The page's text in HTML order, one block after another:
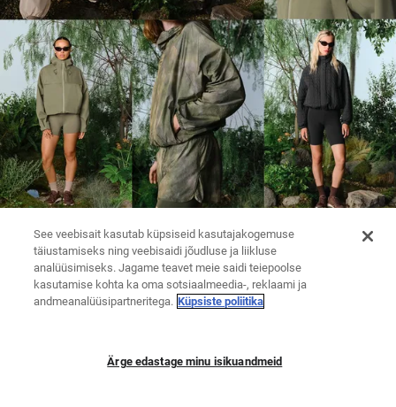
See veebisait kasutab küpsiseid kasutajakogemuse
täiustamiseks ning veebisaidi jõudluse ja liikluse
analüüsimiseks. Jagame teavet meie saidi teiepoolse
kasutamise kohta ka oma sotsiaalmeedia-, reklaami ja
andmeanalüüsipartneritega. Küpsiste poliitika
Ärge edastage minu isikuandmeid